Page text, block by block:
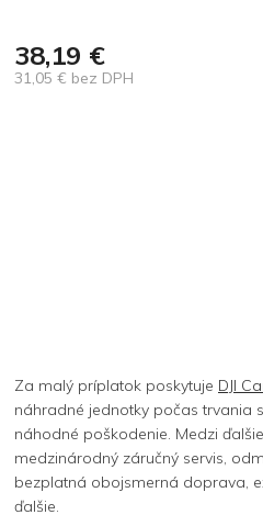
38,19 €
31,05 € bez DPH
Za malý príplatok poskytuje DJI
náhradné jednotky počas trvania
náhodné poškodenie. Medzi
medzinárodný záručný servis,
bezplatná obojsmerná doprava,
ďalšie.